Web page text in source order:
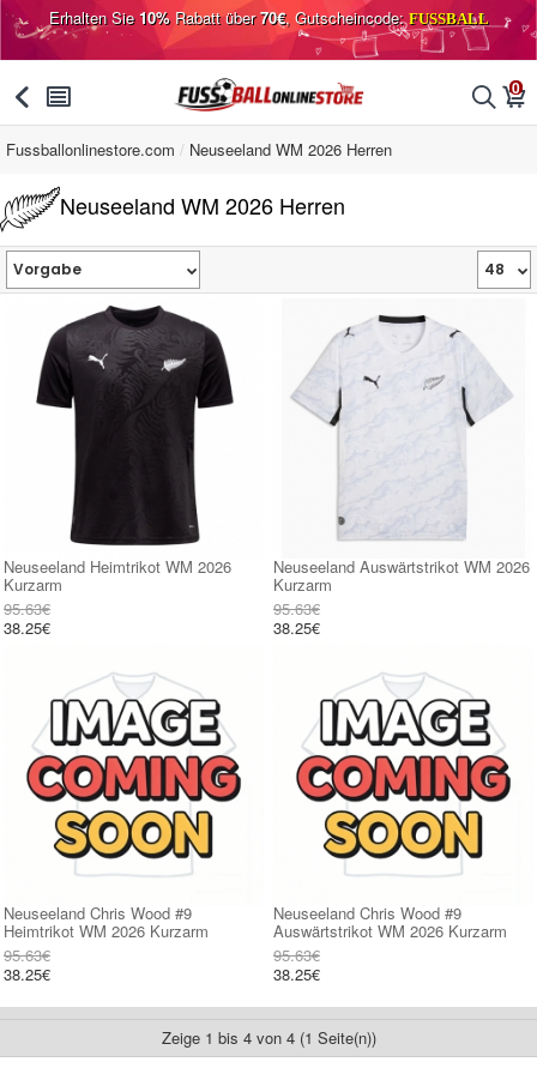
Erhalten Sie10%Rabatt über70€, Gutscheincode:FUSSBALL
󰅯 󰂩 󰂨 0
󰃦
Fussballonlinestore.com Neuseeland WM 2026 Herren
Neuseeland WM 2026 Herren
Neuseeland Heimtrikot WM 2026
Kurzarm
95.63€
38.25€
Neuseeland Auswärtstrikot WM 2026
Kurzarm
95.63€
38.25€
Neuseeland Chris Wood #9
Heimtrikot WM 2026 Kurzarm
95.63€
38.25€
Neuseeland Chris Wood #9
Auswärtstrikot WM 2026 Kurzarm
95.63€
38.25€
Zeige 1 bis 4 von 4 (1 Seite(n))